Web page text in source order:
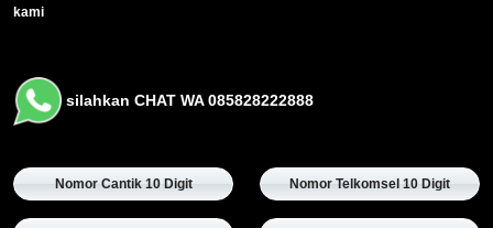
kami
silahkan CHAT WA 085828222888
Nomor Cantik 10 Digit Nomor Telkomsel 10 Digit